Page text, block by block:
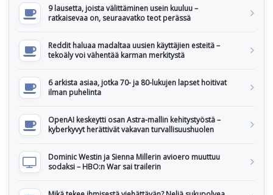
9 lausetta, joista välittäminen usein kuuluu –
ratkaisevaa on, seuraavatko teot perässä
Reddit haluaa madaltaa uusien käyttäjien esteitä –
tekoäly voi vähentää karman merkitystä
6 arkista asiaa, jotka 70- ja 80-lukujen lapset hoitivat
ilman puhelinta
OpenAI keskeytti osan Astra-mallin kehitystyöstä –
kyberkyvyt herättivät vakavan turvallisuushuolen
Dominic Westin ja Sienna Millerin avioero muuttuu
sodaksi – HBO:n War sai trailerin